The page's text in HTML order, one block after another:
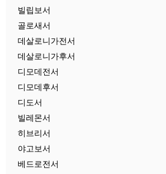
빌립보서
골로새서
데살로니가전서
데살로니가후서
디모데전서
디모데후서
디도서
빌레몬서
히브리서
야고보서
베드로전서